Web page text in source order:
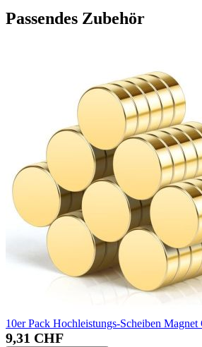
Passendes Zubehör
10er Pack Hochleistungs-Scheiben
9,31 CHF